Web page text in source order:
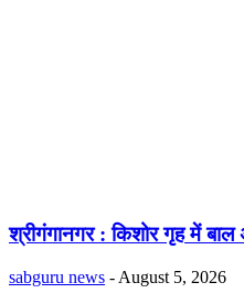
श्रीगंगानगर : किशोर गृह में
sabguru news - August 5, 2026